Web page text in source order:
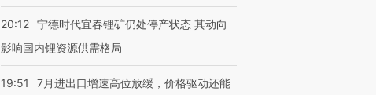
20:12 宁德时代宜春锂矿仍处停产状态 其动向
影响国内锂资源供需格局
19:51
7月进出口增速高位放缓，价格驱动还能